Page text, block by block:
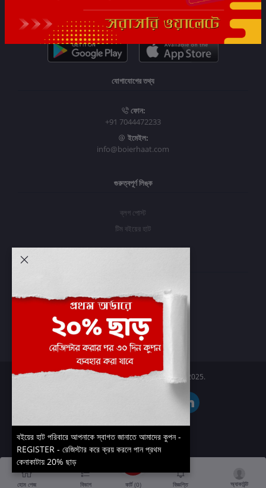
সাবস্ক্রাইব
যোগাযোগের তথ্য
ফোন:
+91 7044472233
ইমেইল:
info@boierhaat.com
গুরুত্বপূর্ণ লিঙ্ক
ব্লগ পোস্ট
টিম বইয়ের হাট
প্রবেশ করুন
অর্ডার ইতিহাস
আমার ইচ্ছাগুলি
অর্ডার ট্র্যাকিং
Boier Haat™ | © All rights reserved 2025.
হোম পেজ বিভাগ কার্ট (0) বিজ্ঞপ্তি অ্যাকাউন্ট
বইয়ের হাট পরিবারে আপনাকে স্বাগত জানাতে আমাদের কুপন -
REGISTER - রেজিস্টার করে ক্রয় করলে পান প্রথম
কেনাকাটায় 20% ছাড়